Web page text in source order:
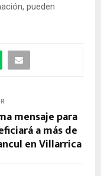
pueden
mensaje para
a más de
en Villarrica